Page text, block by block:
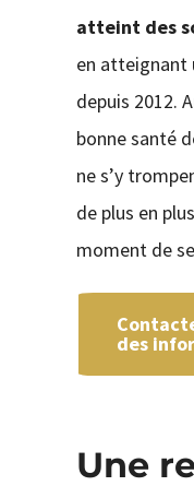
atteint des
en atteignant
depuis 2012.
bonne santé
ne s’y
de plus en
moment de
des
Une